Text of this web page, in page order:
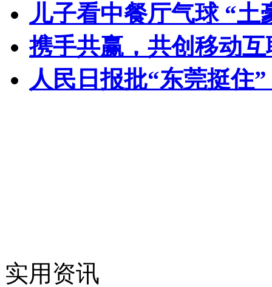
儿子看中餐厅气球 “土
携手共赢，共创移动
人民日报批“东莞挺住
实用资讯